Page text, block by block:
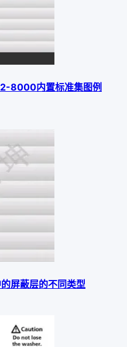
8000内置标准集图例
屏蔽层的不同类型